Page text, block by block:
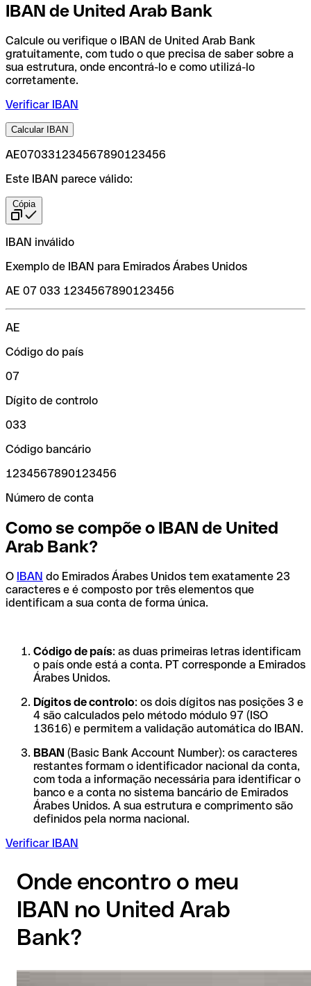
IBAN de United Arab Bank
Calcule ou verifique o IBAN de United Arab Bank
gratuitamente, com tudo o que precisa de saber sobre a
sua estrutura, onde encontrá-lo e como utilizá-lo
corretamente.
Verificar IBAN
Calcular IBAN
AE070331234567890123456
Este IBAN parece válido:
Cópia
IBAN inválido
Exemplo de IBAN para Emirados Árabes Unidos
AE 07 033 1234567890123456
AE
Código do país
07
Dígito de controlo
033
Código bancário
1234567890123456
Número de conta
Como se compõe o IBAN de United
Arab Bank?
O IBAN do Emirados Árabes Unidos tem exatamente 23
caracteres e é composto por três elementos que
identificam a sua conta de forma única.
Código de país: as duas primeiras letras identificam
o país onde está a conta. PT corresponde a Emirados
Árabes Unidos.
Dígitos de controlo: os dois dígitos nas posições 3 e
4 são calculados pelo método módulo 97 (ISO
13616) e permitem a validação automática do IBAN.
BBAN (Basic Bank Account Number): os caracteres
restantes formam o identificador nacional da conta,
com toda a informação necessária para identificar o
banco e a conta no sistema bancário de Emirados
Árabes Unidos. A sua estrutura e comprimento são
definidos pela norma nacional.
Verificar IBAN
Onde encontro o meu
IBAN no United Arab
Bank?